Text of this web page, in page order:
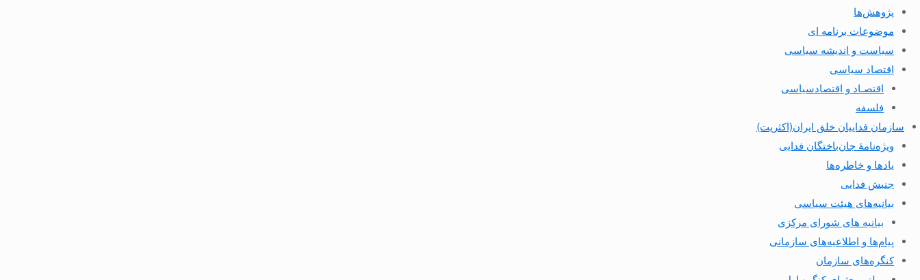
پژوهش‌ها
موضوعات برنامه ای
سیاست و اندیشه سیاسی
اقتصاد سیاسی
اقتصـاد و اقتصاد‌سیاسی
فلسفه
سازمان فداییان خلق ایران(اکثریت)
ویژه‌نامهٔ جان‌باختگان فدایی
یادها و خاطره‌ها
جنبش فدایی
بیانیه‌های هیئت سیاسی
بیانیه های شورای مرکزی
پیام‌ها و اطلاعیه‌های سازمانی
کنگره‌های سازمان